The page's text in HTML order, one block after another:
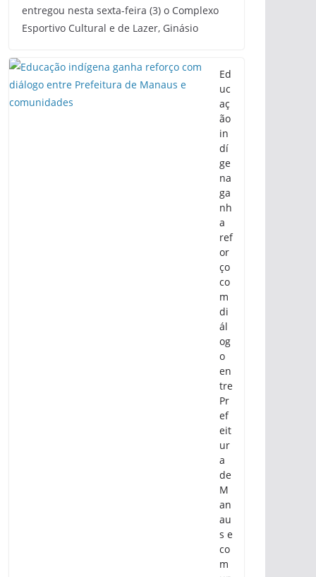
entregou nesta sexta-feira (3) o Complexo
Esportivo Cultural e de Lazer, Ginásio
Ed
uc
aç
ão
in
dí
ge
na
ga
nh
a
ref
or
ço
co
m
di
ál
og
o
en
tre
Pr
ef
eit
ur
a
de
M
an
au
s e
co
m